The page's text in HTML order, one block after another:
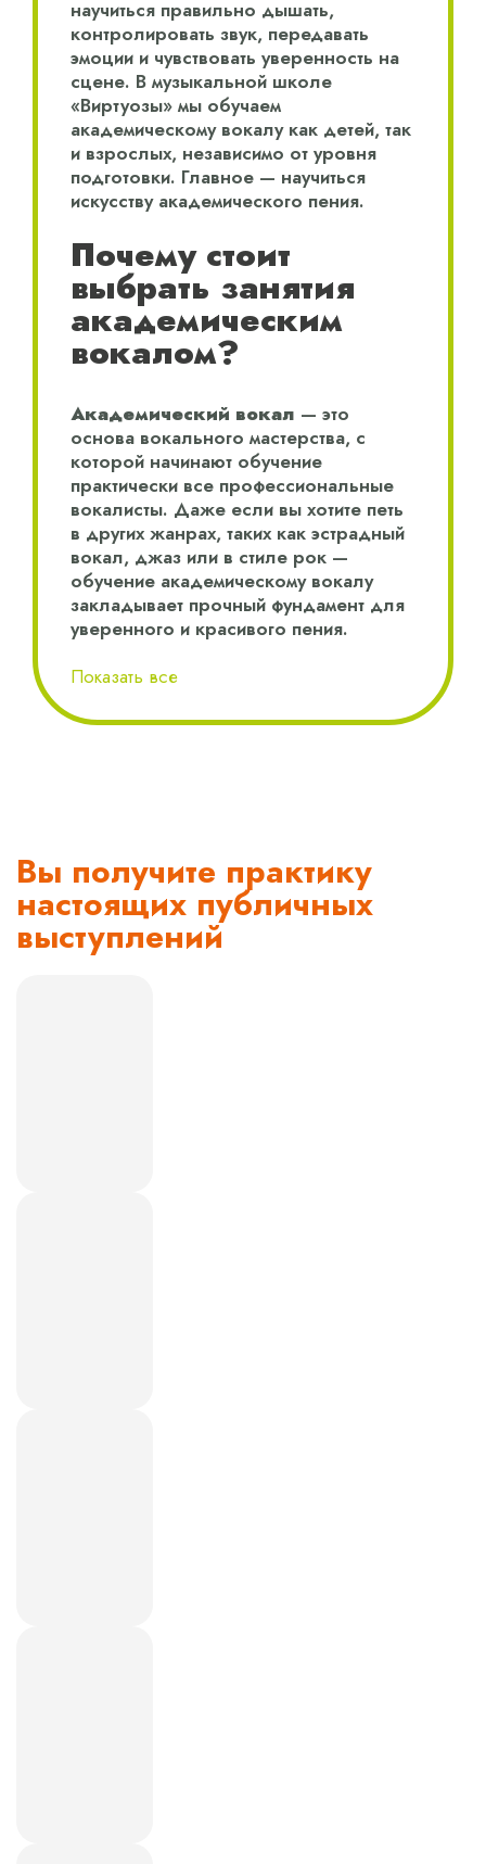
научиться правильно дышать,
контролировать звук, передавать
эмоции и чувствовать уверенность на
сцене. В музыкальной школе
«Виртуозы» мы обучаем
академическому вокалу как детей, так
и взрослых, независимо от уровня
подготовки. Главное — научиться
искусству академического пения.
Почему стоит
выбрать занятия
академическим
вокалом?
Академический вокал — это
основа вокального мастерства, с
которой начинают обучение
практически все профессиональные
вокалисты. Даже если вы хотите петь
в других жанрах, таких как эстрадный
вокал, джаз или в стиле рок —
обучение академическому вокалу
закладывает прочный фундамент для
уверенного и красивого пения.
Показать все
Вы получите практику
настоящих публичных
выступлений